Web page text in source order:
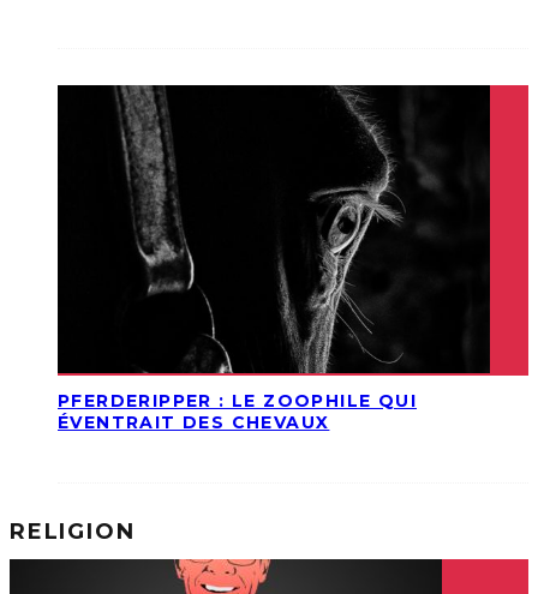
PFERDERIPPER : LE ZOOPHILE QUI
ÉVENTRAIT DES CHEVAUX
RELIGION